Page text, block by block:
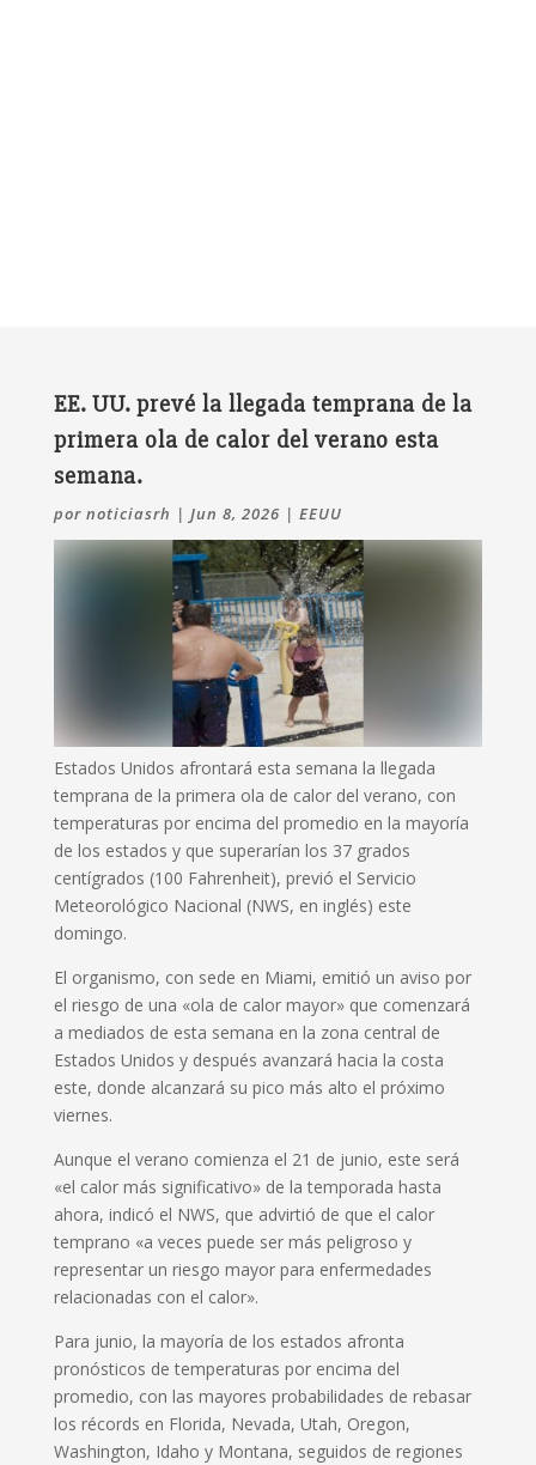
EE. UU. prevé la llegada temprana de la
primera ola de calor del verano esta
semana.
por noticiasrh | Jun 8, 2026 | EEUU
Estados Unidos afrontará esta semana la llegada
temprana de la primera ola de calor del verano, con
temperaturas por encima del promedio en la mayoría
de los estados y que superarían los 37 grados
centígrados (100 Fahrenheit), previó el Servicio
Meteorológico Nacional (NWS, en inglés) este
domingo.
El organismo, con sede en Miami, emitió un aviso por
el riesgo de una «ola de calor mayor» que comenzará
a mediados de esta semana en la zona central de
Estados Unidos y después avanzará hacia la costa
este, donde alcanzará su pico más alto el próximo
viernes.
Aunque el verano comienza el 21 de junio, este será
«el calor más significativo» de la temporada hasta
ahora, indicó el NWS, que advirtió de que el calor
temprano «a veces puede ser más peligroso y
representar un riesgo mayor para enfermedades
relacionadas con el calor».
Para junio, la mayoría de los estados afronta
pronósticos de temperaturas por encima del
promedio, con las mayores probabilidades de rebasar
los récords en Florida, Nevada, Utah, Oregon,
Washington, Idaho y Montana, seguidos de regiones